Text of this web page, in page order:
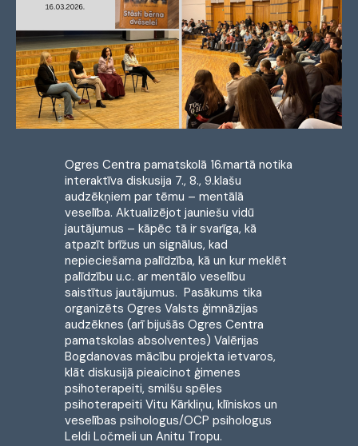
Ogres Centra pamatskolā 16.martā notika
interaktīva diskusija 7., 8., 9.klašu
audzēkņiem par tēmu – mentālā
veselība. Aktualizējot jauniešu vidū
jautājumus – kāpēc tā ir svarīga, kā
atpazīt brīžus un signālus, kad
nepieciešama palīdzība, kā un kur meklēt
palīdzību u.c. ar mentālo veselību
saistītus jautājumus. Pasākums tika
organizēts Ogres Valsts ģimnāzijas
audzēknes (arī bijušās Ogres Centra
pamatskolas absolventes) Valērijas
Bogdanovas mācību projekta ietvaros,
klāt diskusijā pieaicinot ģimenes
psihoterapeiti, smilšu spēles
psihoterapeiti Vitu Kārkliņu, klīniskos un
veselības psihologus/OCP psihologus
Leldi Ločmeli un Anitu Tropu.